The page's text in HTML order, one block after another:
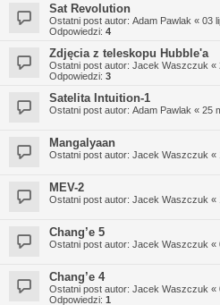
Sat Revolution
Ostatni post autor: Adam Pawlak « 03
Odpowiedzi: 4
Zdjęcia z teleskopu Hubble'a
Ostatni post autor: Jacek Waszczuk «
Odpowiedzi: 3
Satelita Intuition-1
Ostatni post autor: Adam Pawlak « 25
Mangalyaan
Ostatni post autor: Jacek Waszczuk «
MEV-2
Ostatni post autor: Jacek Waszczuk «
Chang’e 5
Ostatni post autor: Jacek Waszczuk «
Chang’e 4
Ostatni post autor: Jacek Waszczuk «
Odpowiedzi: 1